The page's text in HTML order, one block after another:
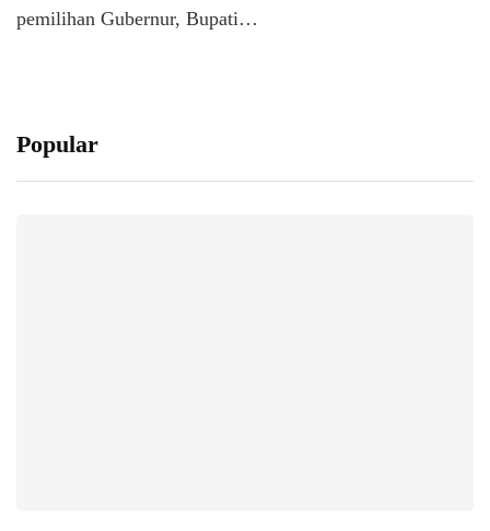
pemilihan Gubernur, Bupati…
Popular